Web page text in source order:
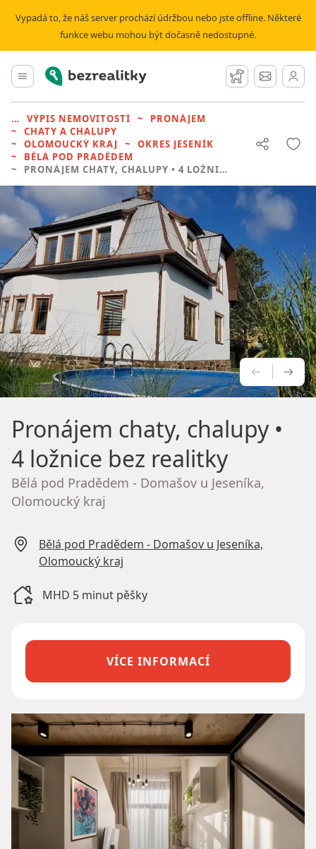
Vypadá to, že náš server prochází údržbou nebo jste offline. Některé
funkce webu mohou být dočasně nedostupné.
Hlavní menu
Bezrealitky Hlídací pes
Zprávy
VÝPIS NEMOVITOSTÍ
PRONÁJEM
CHATY A CHALUPY
OLOMOUCKÝ KRAJ
OKRES JESENÍK
BĚLÁ POD PRADĚDEM
PRONÁJEM CHATY, CHALUPY • 4 LOŽNICE BEZ REALITKY
Pronájem chaty, chalupy•
4 ložnice bez realitky
Bělá pod Pradědem - Domašov u Jeseníka,
Olomoucký kraj
Bělá pod Pradědem - Domašov u Jeseníka,
Olomoucký kraj
MHD 5 minut pěšky
VÍCE INFORMACÍ